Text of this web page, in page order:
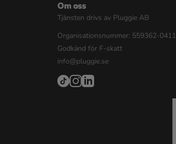
Om oss
Tjänsten drivs av Pluggie AB
Organisationsnummer: 559362-0411
Godkänd för F-skatt
info@pluggie.se